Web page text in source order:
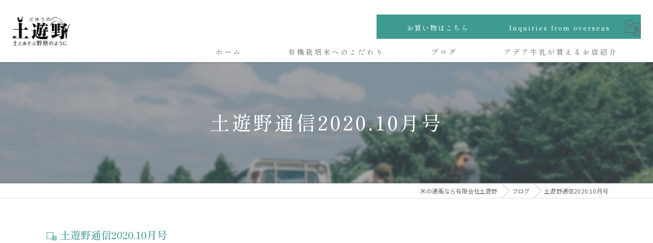
お買い物はこちら Inquiries from overseas
ホーム 有機栽培米へのこだわり ブログ アデア牛乳が買えるお店紹介
土遊野通信2020.10月号
米の通販なら有限会社土遊野 ブログ 土遊野通信2020.10月号
土遊野通信2020.10月号